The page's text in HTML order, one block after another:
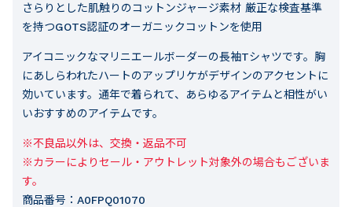
さらりとした肌触りのコットンジャージ素材 厳正な検査基準
を持つGOTS認証のオーガニックコットンを使用
アイコニックなマリニエールボーダーの長袖Tシャツです。胸
にあしらわれたハートのアップリケがデザインのアクセントに
効いています。通年で着られて、あらゆるアイテムと相性がい
いおすすめのアイテムです。
※不良品以外は、交換・返品不可
※カラーによりセール・アウトレット対象外の場合もございま
す。
商品番号： A0FPQ01070